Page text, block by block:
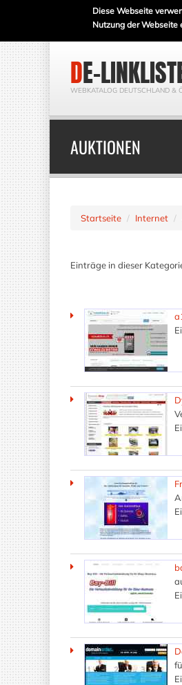
Diese Webseite
Nutzung der Webseite
DE-
WEBKATALOG DEUTSCHLAND &
AUKTIONEN
Startseite Internet
Einträge in dieser